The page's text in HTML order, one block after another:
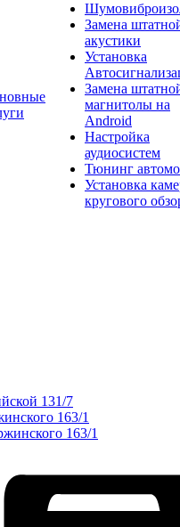
Замена
акустики
Установка
Замена
магнитолы на
Android
Настройка
аудиосистем
Тюнинг
Установка
кругового
131/7
163/1
163/1